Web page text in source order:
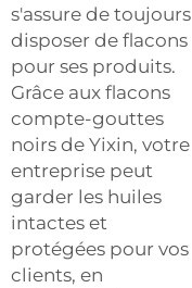
s'assure de toujours
disposer de flacons
pour ses produits.
Grâce aux flacons
compte-gouttes
noirs de Yixin, votre
entreprise peut
garder les huiles
intactes et
protégées pour vos
clients, en